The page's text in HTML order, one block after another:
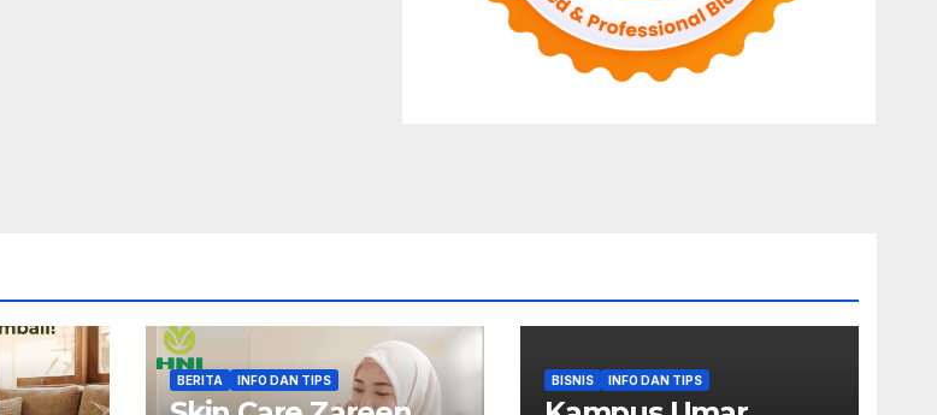
BERITA INFO DAN TIPS BISNIS INFO DAN TIPS